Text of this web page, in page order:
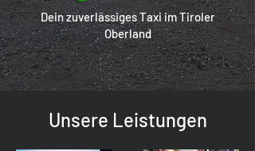
Dein zuverlässiges Taxi im Tiroler
Oberland
Unsere Leistungen